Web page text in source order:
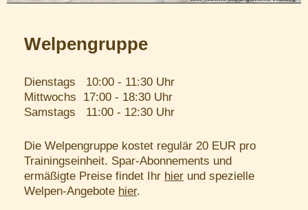
Welpengruppe
Dienstags 10:00 - 11:30 Uhr
Mittwochs 17:00 - 18:30 Uhr
Samstags 11:00 - 12:30 Uhr
Die Welpengruppe kostet regulär 20 EUR pro
Trainingseinheit. Spar-Abonnements und
ermäßigte Preise findet Ihr hier und spezielle
Welpen-Angebote hier.